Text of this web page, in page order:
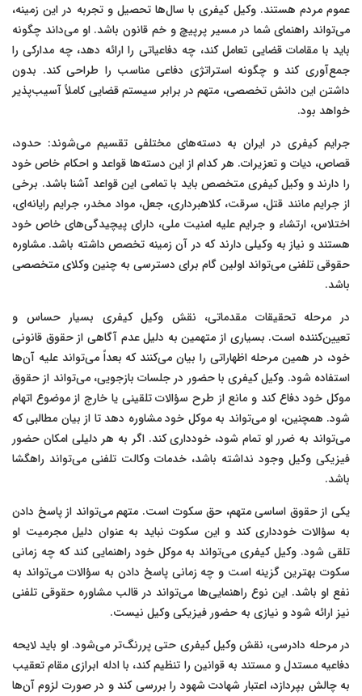
عموم مردم هستند. وکیل کیفری با سال‌ها تحصیل و تجربه در این زمینه،
می‌تواند راهنمای شما در مسیر پرپیچ و خم قانون باشد. او می‌داند چگونه
باید با مقامات قضایی تعامل کند، چه دفاعیاتی را ارائه دهد، چه مدارکی را
جمع‌آوری کند و چگونه استراتژی دفاعی مناسب را طراحی کند. بدون
داشتن این دانش تخصصی، متهم در برابر سیستم قضایی کاملاً آسیب‌پذیر
خواهد بود.
جرایم کیفری در ایران به دسته‌های مختلفی تقسیم می‌شوند: حدود،
قصاص، دیات و تعزیرات. هر کدام از این دسته‌ها قواعد و احکام خاص خود
را دارند و وکیل کیفری متخصص باید با تمامی این قواعد آشنا باشد. برخی
از جرایم مانند قتل، سرقت، کلاهبرداری، جعل، مواد مخدر، جرایم رایانه‌ای،
اختلاس، ارتشاء و جرایم علیه امنیت ملی، دارای پیچیدگی‌های خاص خود
هستند و نیاز به وکیلی دارند که در آن زمینه تخصص داشته باشد. مشاوره
حقوقی تلفنی می‌تواند اولین گام برای دسترسی به چنین وکلای متخصصی
باشد.
در مرحله تحقیقات مقدماتی، نقش وکیل کیفری بسیار حساس و
تعیین‌کننده است. بسیاری از متهمین به دلیل عدم آگاهی از حقوق قانونی
خود، در همین مرحله اظهاراتی را بیان می‌کنند که بعداً می‌تواند علیه آن‌ها
استفاده شود. وکیل کیفری با حضور در جلسات بازجویی، می‌تواند از حقوق
موکل خود دفاع کند و مانع از طرح سؤالات تلقینی یا خارج از موضوع اتهام
شود. همچنین، او می‌تواند به موکل خود مشاوره دهد تا از بیان مطالبی که
می‌تواند به ضرر او تمام شود، خودداری کند. اگر به هر دلیلی امکان حضور
فیزیکی وکیل وجود نداشته باشد، خدمات وکالت تلفنی می‌تواند راهگشا
باشد.
یکی از حقوق اساسی متهم، حق سکوت است. متهم می‌تواند از پاسخ دادن
به سؤالات خودداری کند و این سکوت نباید به عنوان دلیل مجرمیت او
تلقی شود. وکیل کیفری می‌تواند به موکل خود راهنمایی کند که چه زمانی
سکوت بهترین گزینه است و چه زمانی پاسخ دادن به سؤالات می‌تواند به
نفع او باشد. این نوع راهنمایی‌ها می‌تواند در قالب مشاوره حقوقی تلفنی
نیز ارائه شود و نیازی به حضور فیزیکی وکیل نیست.
در مرحله دادرسی، نقش وکیل کیفری حتی پررنگ‌تر می‌شود. او باید لایحه
دفاعیه مستدل و مستند به قوانین را تنظیم کند، با ادله ابرازی مقام تعقیب
به چالش بپردازد، اعتبار شهادت شهود را بررسی کند و در صورت لزوم آن‌ها